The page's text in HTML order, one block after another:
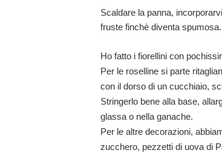
Scaldare la panna,
fruste finchè diventa spumosa.
Ho fatto i fiorellini con
Per le roselline si parte
con il dorso di un cucchiaio,
Stringerlo bene alla base,
glassa o nella ganache.
Per le altre decorazioni,
zucchero, pezzetti di uova di